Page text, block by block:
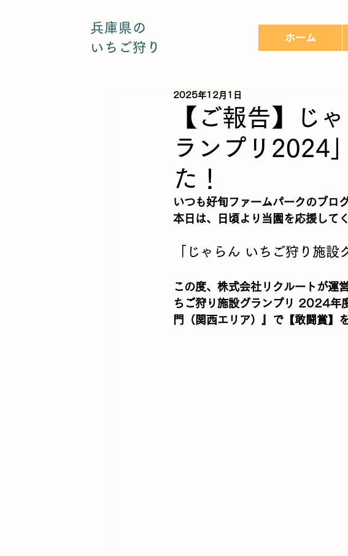
兵庫県の
いちご狩り
ホーム
【ご報告】じ
ランプリ2024
た！
2025年12月1日
いつも好旬ファームパークのブロ
本日は、日頃より当園を応援して
「じゃらん いちご狩り施
この度、株式会社リクルートが運
ちご狩り施設グランプリ 2024年
門（関西エリア）』で【敢闘賞】